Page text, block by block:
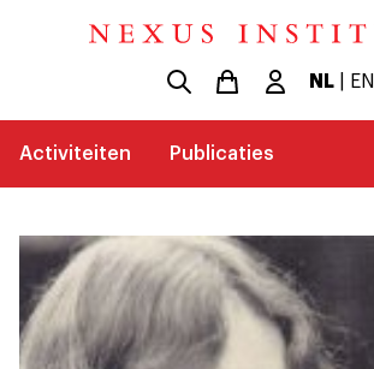
NL| EN
Activiteiten Publicaties